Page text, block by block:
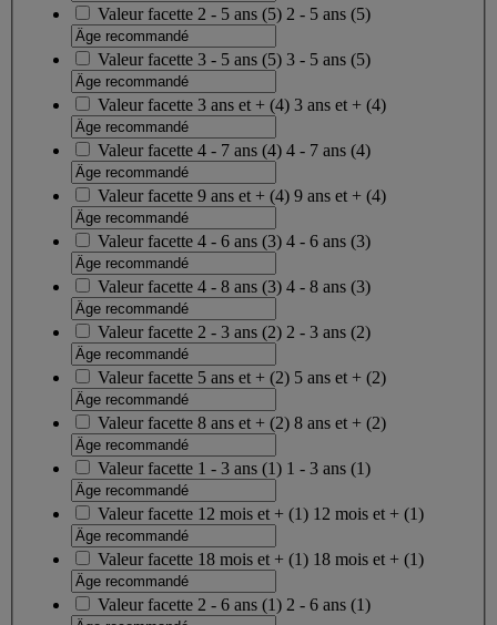
Valeur facette 2 - 5 ans (5) 2 - 5 ans (5)
Valeur facette 3 - 5 ans (5) 3 - 5 ans (5)
Valeur facette 3 ans et + (4) 3 ans et + (4)
Valeur facette 4 - 7 ans (4) 4 - 7 ans (4)
Valeur facette 9 ans et + (4) 9 ans et + (4)
Valeur facette 4 - 6 ans (3) 4 - 6 ans (3)
Valeur facette 4 - 8 ans (3) 4 - 8 ans (3)
Valeur facette 2 - 3 ans (2) 2 - 3 ans (2)
Valeur facette 5 ans et + (2) 5 ans et + (2)
Valeur facette 8 ans et + (2) 8 ans et + (2)
Valeur facette 1 - 3 ans (1) 1 - 3 ans (1)
Valeur facette 12 mois et + (1) 12 mois et + (1)
Valeur facette 18 mois et + (1) 18 mois et + (1)
Valeur facette 2 - 6 ans (1) 2 - 6 ans (1)